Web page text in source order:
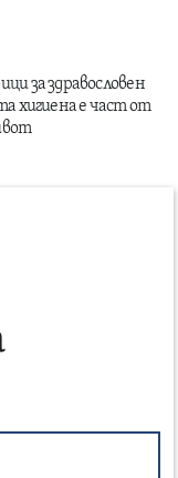
за здравословен
хигиена е част от